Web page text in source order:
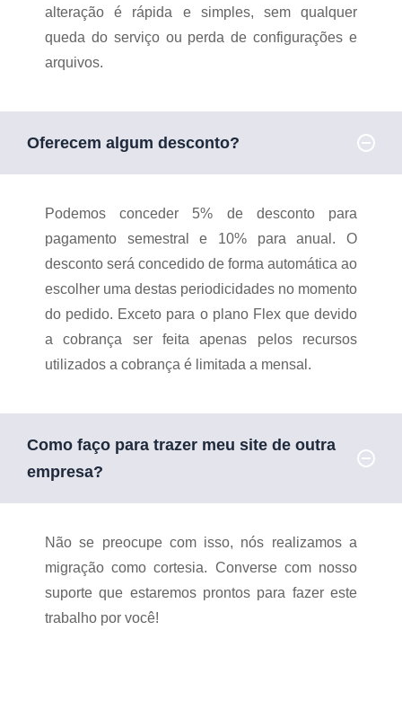
alteração é rápida e simples, sem qualquer
queda do serviço ou perda de configurações e
arquivos.
Oferecem algum desconto?
Podemos conceder 5% de desconto para
pagamento semestral e 10% para anual. O
desconto será concedido de forma automática ao
escolher uma destas periodicidades no momento
do pedido. Exceto para o plano Flex que devido
a cobrança ser feita apenas pelos recursos
utilizados a cobrança é limitada a mensal.
Como faço para trazer meu site de outra
empresa?
Não se preocupe com isso, nós realizamos a
migração como cortesia. Converse com nosso
suporte que estaremos prontos para fazer este
trabalho por você!